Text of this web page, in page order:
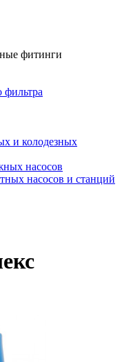
фитинги
фильтра
и колодезных
насосов
насосов и станций